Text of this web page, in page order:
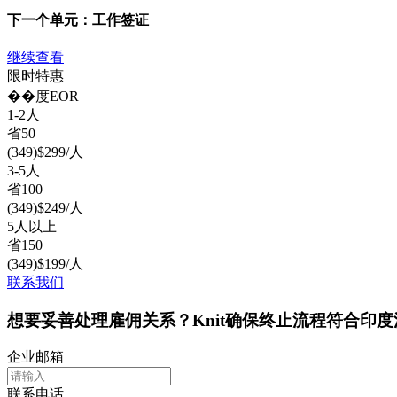
下一个单元： 工作签证
继续查看
限时特惠
��度EOR
1-2人
省50
(349)$299/人
3-5人
省100
(349)$249/人
5人以上
省150
(349)$199/人
联系我们
想要妥善处理雇佣关系？Knit确保终止流程符合印度
企业邮箱